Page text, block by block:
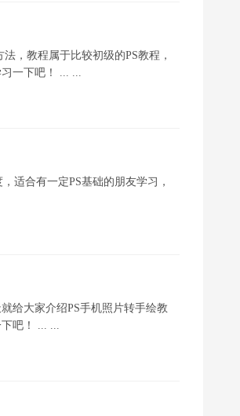
，教程属于比较初级的PS教程，
一下吧！ ... ...
适合有一定PS基础的朋友学习，
给大家介绍PS手机照片转手绘教
吧！ ... ...